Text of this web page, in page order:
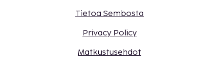
Tietoa Sembosta
Privacy Policy
Matkustusehdot